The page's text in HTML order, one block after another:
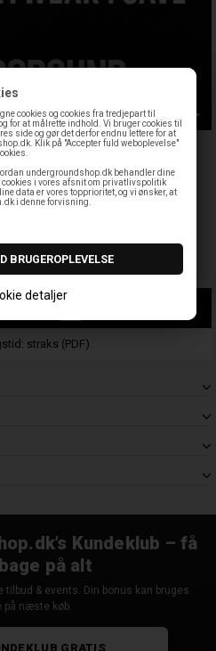
cookies og cookies fra tredjepart til
for at målrette indhold. Vi bruger cookies til
side og gør det derfor endnu lettere for at
Klik på "Accepter fuld weboplevelse"
undergroundshop.dk behandler dine
i vores afsnit om privatlivspolitik
data er vores topprioritet, og vi ønsker, at
i denne forvisning.
detaljer
straks (PDF)
Kundeklub – få
på alt
tilbud & events. Din bonus kan bruges
på næste køb.
GRATIS